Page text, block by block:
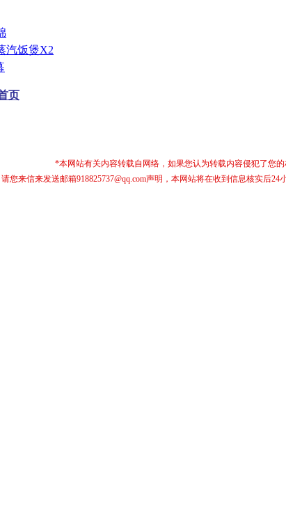
汽饭煲X2
页
*本网站有关内容转载自网络，如果您认为转载内容侵犯了您的
请您来信来发送邮箱918825737@qq.com声明，本网站将在收到信息核实后24